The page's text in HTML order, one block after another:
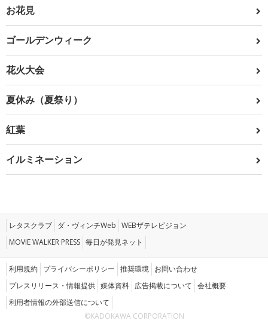
お花見
ゴールデンウィーク
花火大会
夏休み（夏祭り）
紅葉
イルミネーション
レタスクラブ ダ・ヴィンチWeb WEBザテレビジョン
MOVIE WALKER PRESS 毎日が発見ネット
利用規約 プライバシーポリシー 推奨環境 お問い合わせ
プレスリリース・情報提供 媒体資料 広告掲載について 会社概要
利用者情報の外部送信について
©KADOKAWA CORPORATION